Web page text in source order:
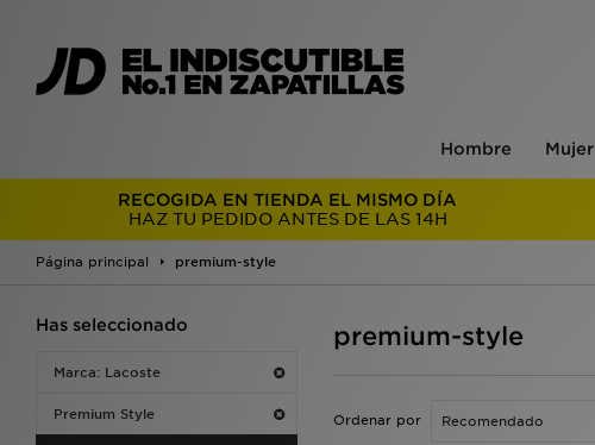
Hombre Mujer
RECOGIDA EN TIENDA EL MISMO DÍA
HAZ TU PEDIDO ANTES DE LAS 14H
Página principal premium-style
Has seleccionado
Marca: Lacoste
Premium Style
premium-style
Ordenar por